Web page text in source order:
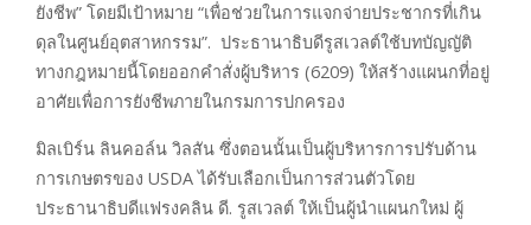
ยังชีพ” โดยมีเป้าหมาย “เพื่อช่วยในการแจกจ่ายประชากรที่เกิน
ดุลในศูนย์อุตสาหกรรม”. ประธานาธิบดีรูสเวลต์ใช้บทบัญญัติ
ทางกฎหมายนี้โดยออกคำสั่งผู้บริหาร (6209) ให้สร้างแผนกที่อยู่
อาศัยเพื่อการยังชีพภายในกรมการปกครอง
มิลเบิร์น ลินคอล์น วิลสัน ซึ่งตอนนั้นเป็นผู้บริหารการปรับด้าน
การเกษตรของ USDA ได้รับเลือกเป็นการส่วนตัวโดย
ประธานาธิบดีแฟรงคลิน ดี. รูสเวลต์ ให้เป็นผู้นำแผนกใหม่ ผู้